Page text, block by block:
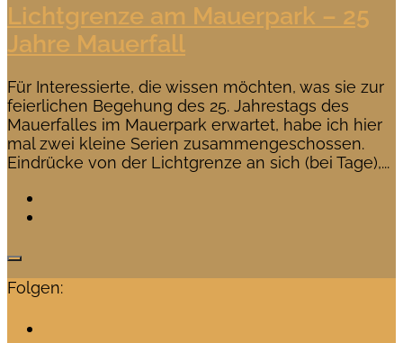
Lichtgrenze am Mauerpark – 25
Jahre Mauerfall
Für Interessierte, die wissen möchten, was sie zur
feierlichen Begehung des 25. Jahrestags des
Mauerfalles im Mauerpark erwartet, habe ich hier
mal zwei kleine Serien zusammengeschossen.
Eindrücke von der Lichtgrenze an sich (bei Tage),...
Folgen: